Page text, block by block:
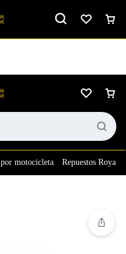
tu bolsillo. Ver calificación
motocicleta Repuestos Royal